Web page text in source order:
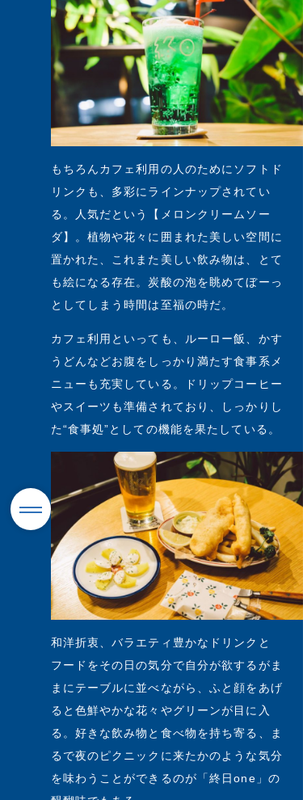
もちろんカフェ利用の人のためにソフトド
リンクも、多彩にラインナップされてい
る。人気だという【メロンクリームソー
ダ】。植物や花々に囲まれた美しい空間に
置かれた、これまた美しい飲み物は、とて
も絵になる存在。炭酸の泡を眺めてぼーっ
としてしまう時間は至福の時だ。
カフェ利用といっても、ルーロー飯、かす
うどんなどお腹をしっかり満たす食事系メ
ニューも充実している。ドリップコーヒー
やスイーツも準備されており、しっかりし
た“食事処”としての機能を果たしている。
和洋折衷、バラエティ豊かなドリンクと
フードをその日の気分で自分が欲するがま
まにテーブルに並べながら、ふと顔をあげ
ると色鮮やかな花々やグリーンが目に入
る。好きな飲み物と食べ物を持ち寄る、ま
るで夜のピクニックに来たかのような気分
を味わうことができるのが「終日one」の